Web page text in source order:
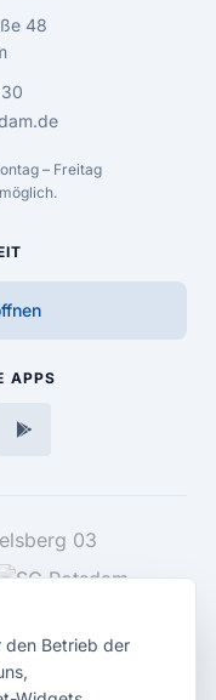
48
– Freitag
APPS
den Betrieb der